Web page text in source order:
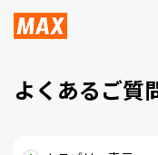
よくあるご質